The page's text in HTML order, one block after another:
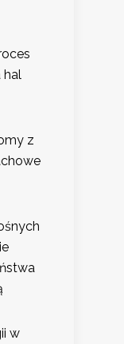
hal
z
w